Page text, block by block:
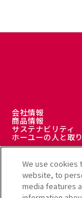
会社情報
商品情報
サステナビリティ
ホーユーの人と取
理美容師様向け
美髪情報サイト LICOLO
ヘアカラーミュージアム
アレルギー受託解析サー
公式通販サイト
We use cookies
website, to
media features